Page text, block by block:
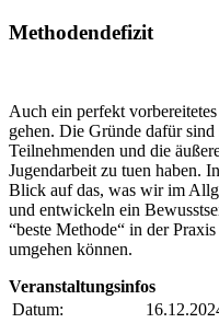
Methodendefizit
Auch ein perfekt
gehen. Die Gründe dafür
Teilnehmenden und die
Jugendarbeit zu tuen haben.
Blick auf das, was wir im
und entwickeln ein
“beste Methode“ in der
umgehen können.
Veranstaltungsinfos
Datum: